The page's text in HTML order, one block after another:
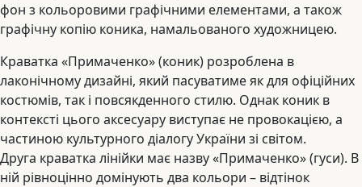
фон з кольоровими графічними елементами, а також
графічну копію коника, намальованого художницею.
Краватка «Примаченко» (коник) розроблена в
лаконічному дизайні, який пасуватиме як для офіційних
костюмів, так і повсякденного стилю. Однак коник в
контексті цього аксесуару виступає не провокацією, а
частиною культурного діалогу України зі світом.
Друга краватка лінійки має назву «Примаченко» (гуси). В
ній рівноцінно домінують два кольори – відтінок